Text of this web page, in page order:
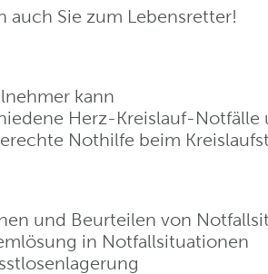
auch Sie zum Lebensretter!
kann
Herz-Kreislauf-
Nothilfe beim
und Beurteilen von
in Notfallsituationen